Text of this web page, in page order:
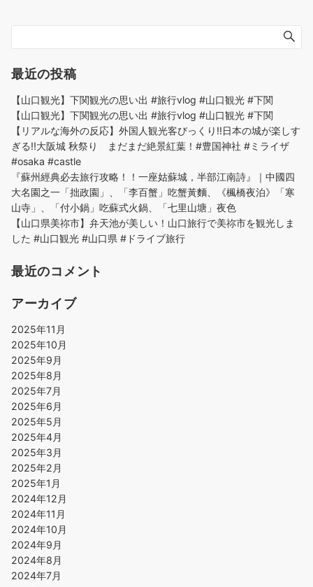
最近の投稿
【山口観光】下関観光の思い出 #旅行vlog #山口観光 #下関
【山口観光】下関観光の思い出 #旅行vlog #山口観光 #下関
【リアルな海外の反応】外国人観光客びっくり!!日本の城が楽しす
ぎる!!大阪城 秋祭り まだまだ絶景紅葉！#豊国神社 #ミライザ
#osaka #castle
『蘇州經典必去旅行攻略！！一座姑蘇城，半部江南詩』｜中國四
大名園之一「拙政園」、「李百蟹」吃蟹黃麵、《楓橋夜泊》「寒
山寺」、「付小鍋」吃蘇式火鍋、「七里山塘」夜色
【山口県美祢市】弁天池が美しい！山口旅行で美祢市を観光しま
した #山口観光 #山口県 #ドライブ旅行
最近のコメント
アーカイブ
2025年11月
2025年10月
2025年9月
2025年8月
2025年7月
2025年6月
2025年5月
2025年4月
2025年3月
2025年2月
2025年1月
2024年12月
2024年11月
2024年10月
2024年9月
2024年8月
2024年7月